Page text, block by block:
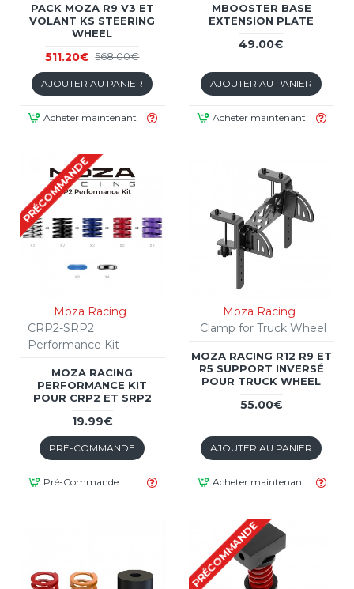
PACK MOZA R9 V3 ET
VOLANT KS STEERING
WHEEL
511.20€ 568.00€
AJOUTER AU PANIER
Acheter maintenant
MBOOSTER BASE
EXTENSION PLATE
49.00€
AJOUTER AU PANIER
Acheter maintenant
PRÉCOMMANDE
Moza Racing
CRP2-SRP2
Performance Kit
MOZA RACING
PERFORMANCE KIT
POUR CRP2 ET SRP2
19.99€
PRÉ-COMMANDE
Pré-Commande
Moza Racing
Clamp for Truck Wheel
MOZA RACING R12 R9 ET
R5 SUPPORT INVERSÉ
POUR TRUCK WHEEL
55.00€
AJOUTER AU PANIER
Acheter maintenant
PRÉCOMMANDE